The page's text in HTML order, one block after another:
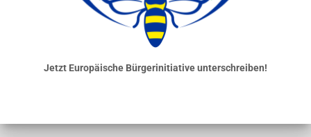
Jetzt Europäische Bürgerinitiative unterschreiben!